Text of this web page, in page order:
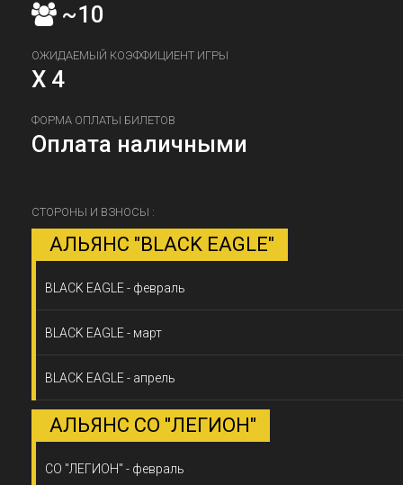
~10
ОЖИДАЕМЫЙ КОЭФФИЦИЕНТ ИГРЫ
X 4
ФОРМА ОПЛАТЫ БИЛЕТОВ
Оплата наличными
СТОРОНЫ И ВЗНОСЫ :
АЛЬЯНС "BLACK EAGLE"
BLACK EAGLE - февраль
BLACK EAGLE - март
BLACK EAGLE - апрель
АЛЬЯНС СО "ЛЕГИОН"
СО "ЛЕГИОН" - февраль